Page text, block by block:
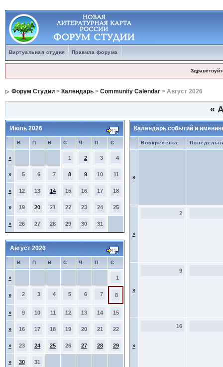
Виртуальная студия Правила форума
Форум Студии> Календарь> Community Calendar> Август 2026
«
Июль 2026
В П В С Ч П С
» 1 2 3 4
» 5 6 7 8 9 10 11
» 12 13 14 15 16 17 18
» 19 20 21 22 23 24 25
» 26 27 28 29 30 31
Август 2026
В П В С Ч П С
» 1
» 2 3 4 5 6 7 8
» 9 10 11 12 13 14 15
» 16 17 18 19 20 21 22
» 23 24 25 26 27 28 29
» 30 31
Календарь событий и
Воскресенье
»
»
2
»
9
»
16